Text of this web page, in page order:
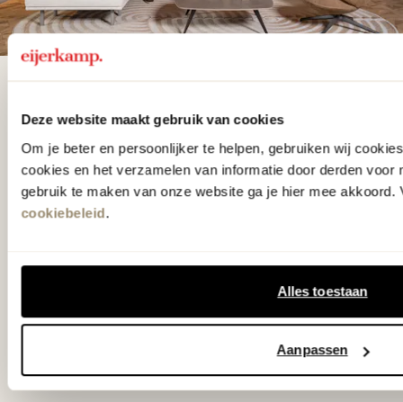
Deze website maakt gebruik van cookies
Om je beter en persoonlijker te helpen, gebruiken wij
cookies en het verzamelen van informatie door derden voor
gebruik te maken van onze website ga je hier mee akkoord.
cookiebeleid.
Alles toestaan
Aanpassen
gezien op tv!
Wie kent het programma vtwonen
'Weer verliefd op je huis' niet? We
slaap- en designcollecties
samengesteld met de mooiste
klassiekers en de nieuwste ontwerpen
in verrassende materialen en kleuren!